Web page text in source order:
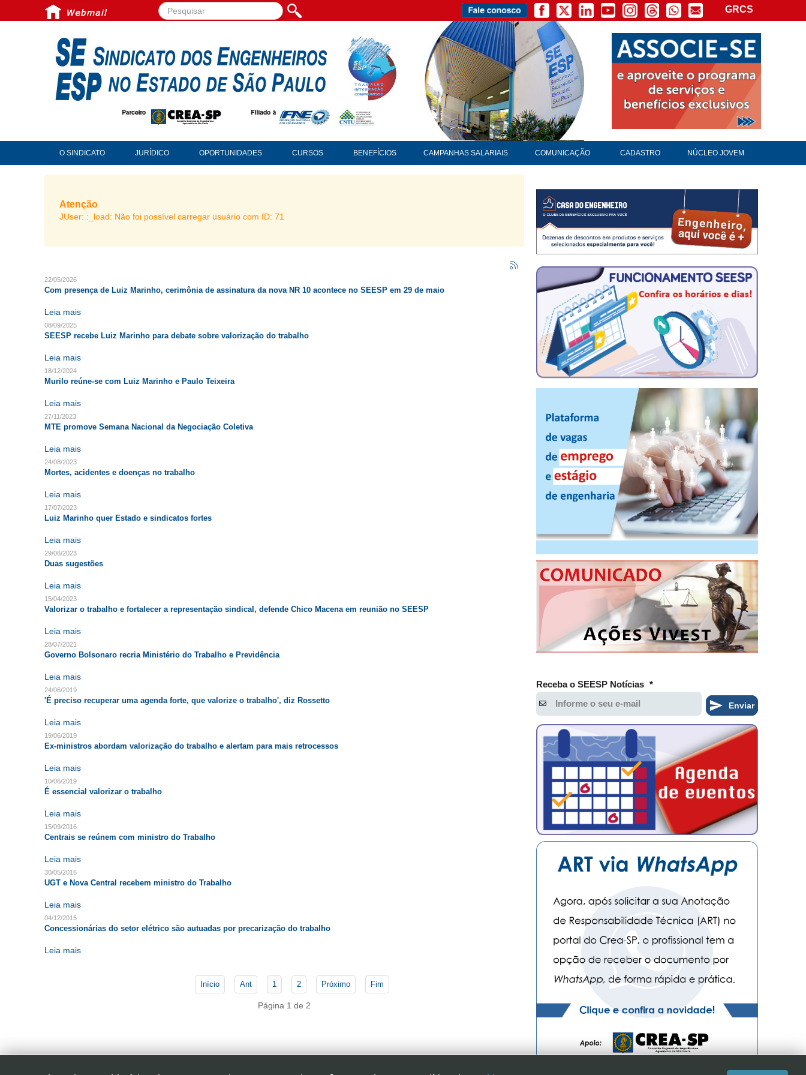
Pesquisar... GRCS
O SINDICATO JURÍDICO OPORTUNIDADES CURSOS BENEFÍCIOS CAMPANHAS SALARIAIS COMUNICAÇÃO CADASTRO NÚCLEO JOVEM
Atenção
JUser: :_load: Não foi possível carregar usuário com ID: 71
22/05/2026
Com presença de Luiz Marinho, cerimônia de assinatura da nova NR 10 acontece no SEESP em 29 de maio
Leia mais
08/09/2025
SEESP recebe Luiz Marinho para debate sobre valorização do trabalho
Leia mais
18/12/2024
Murilo reúne-se com Luiz Marinho e Paulo Teixeira
Leia mais
27/11/2023
MTE promove Semana Nacional da Negociação Coletiva
Leia mais
24/08/2023
Mortes, acidentes e doenças no trabalho
Leia mais
17/07/2023
Luiz Marinho quer Estado e sindicatos fortes
Leia mais
29/06/2023
Duas sugestões
Leia mais
15/04/2023
Valorizar o trabalho e fortalecer a representação sindical, defende Chico Macena em reunião no SEESP
Leia mais
28/07/2021
Governo Bolsonaro recria Ministério do Trabalho e Previdência
Leia mais
24/06/2019
'É preciso recuperar uma agenda forte, que valorize o trabalho', diz Rossetto
Leia mais
19/06/2019
Ex-ministros abordam valorização do trabalho e alertam para mais retrocessos
Leia mais
10/06/2019
É essencial valorizar o trabalho
Leia mais
15/09/2016
Centrais se reúnem com ministro do Trabalho
Leia mais
30/05/2016
UGT e Nova Central recebem ministro do Trabalho
Leia mais
04/12/2015
Concessionárias do setor elétrico são autuadas por precarização do trabalho
Leia mais
Início Ant 1 2 Próximo Fim
Página 1 de 2
Receba o SEESP Notícias *
Enviar